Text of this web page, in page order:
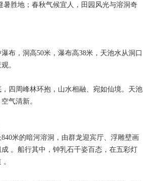
胜地；春秋气候宜人，田园风光与溶洞奇
，洞高50米，瀑布高38米，天池水从洞口
。
四周峰林环抱，山水相融、宛如仙境。天池
气清新。
米的暗河溶洞，由群龙迎宾厅、浮雕壁画
。船行其中，钟乳石千姿百态，在五彩灯